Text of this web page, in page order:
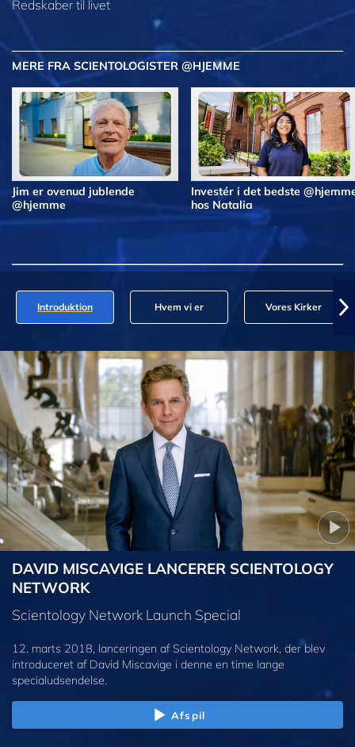
Redskaber til livet
MERE FRA SCIENTOLOGISTER @HJEMME
Jim er ovenud jublende
@hjemme
Investér i det bedste
hos Natalia
Introduktion Hvem vi er Vores Kirker
DAVID MISCAVIGE LANCERER SCIENTOLOGY
NETWORK
Scientology Network Launch Special
12. marts 2018, lanceringen af Scientology Network, der blev
introduceret af David Miscavige i denne en time lange
specialudsendelse.
Afspil